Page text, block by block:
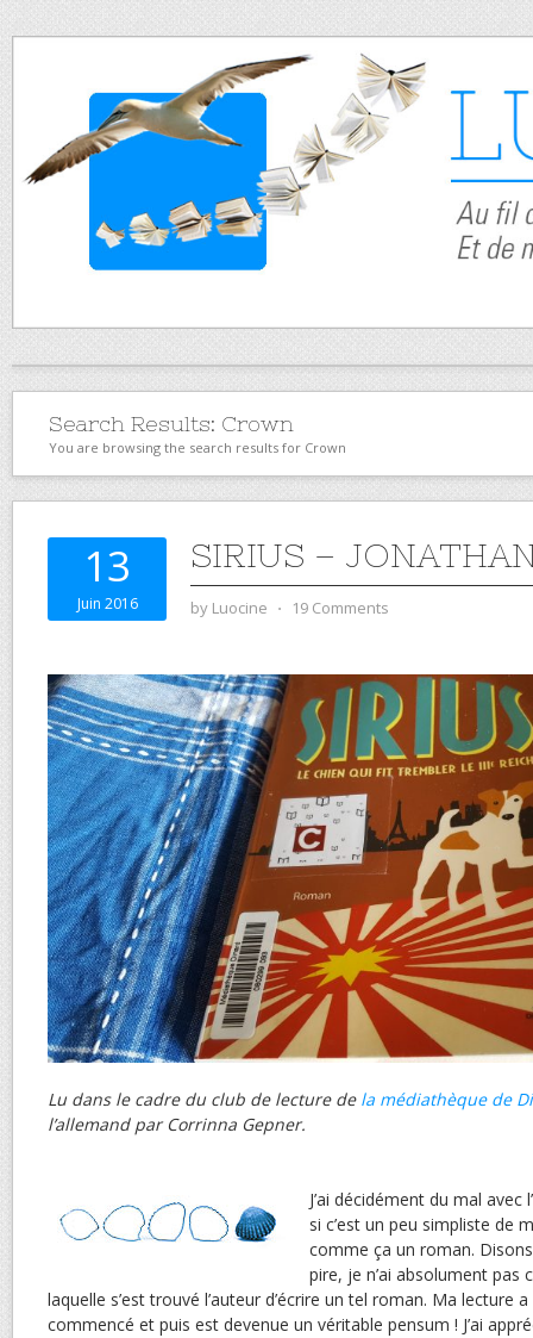
Search Results: Crown
You are browsing the search results for Crown
13
Juin 2016
SIRIUS –
by Luocine ⋅ 19 Comments
Lu dans le cadre du club de lecture de la média­thèque de
l’allemand par Corrinna Gepner.
J’ai décidément du mal
si c’est un peu simpliste de
comme ça un roman.
pire, je n’ai absolument pas
laquelle s’est trouvé l’auteur d’écrire un tel roman. Ma lecture
commencé et puis est devenue un véritable pensum ! J’ai